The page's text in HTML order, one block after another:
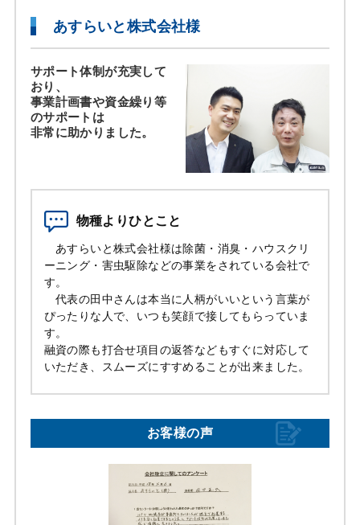
あすらいと株式会社様
サポート体制が充実して
おり、
事業計画書や資金繰り等
のサポートは
非常に助かりました。
物種よりひとこと
あすらいと株式会社様は除菌・消臭・ハウスクリ
ーニング・害虫駆除などの事業をされている会社で
す。
代表の田中さんは本当に人柄がいいという言葉が
ぴったりな人で、いつも笑顔で接してもらっていま
す。
融資の際も打合せ項目の返答などもすぐに対応して
いただき、スムーズにすすめることが出来ました。
お客様の声